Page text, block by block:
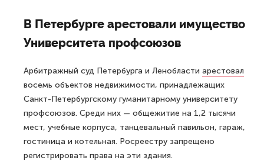
В Петербурге арестовали имущество
Университета профсоюзов
Арбитражный суд Петербурга и Ленобласти арестовал
восемь объектов недвижимости, принадлежащих
Санкт-Петербургскому гуманитарному университету
профсоюзов. Среди них — общежитие на 1,2 тысячи
мест, учебные корпуса, танцевальный павильон, гараж,
гостиница и котельная. Росреестру запрещено
регистрировать права на эти здания.